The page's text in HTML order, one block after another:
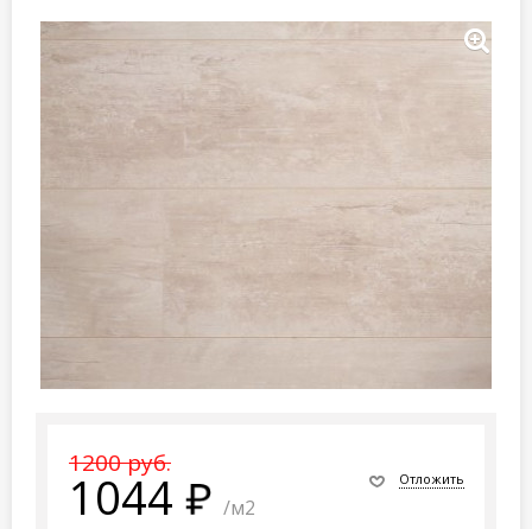
1200 руб.
1044 /м2
Отложить